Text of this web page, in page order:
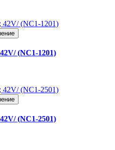
(NC1-1201)
(NC1-2501)